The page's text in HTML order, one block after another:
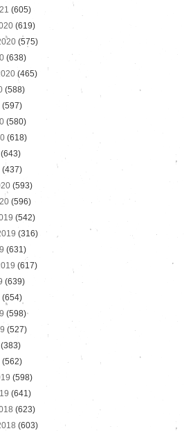
(605)
(619)
(575)
(638)
(465)
(588)
(597)
(580)
(618)
(643)
(437)
(593)
(596)
(542)
(316)
(631)
(617)
(639)
(654)
(598)
(527)
(383)
(562)
(598)
(641)
(623)
(603)